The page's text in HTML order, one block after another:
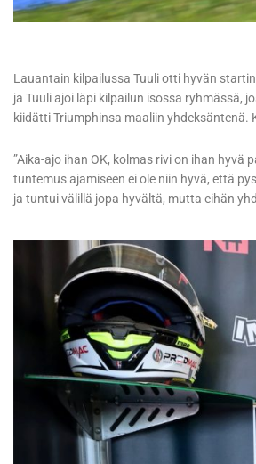
Lauantain kilpailussa Tuuli otti hyvän
ja Tuuli ajoi läpi kilpailun isossa ryhmässä,
kiidätti Triumphinsa maaliin yhdeksäntenä.
”Aika-ajo ihan OK, kolmas rivi on ihan
tuntemus ajamiseen ei ole niin hyvä, että
ja tuntui välillä jopa hyvältä, mutta eihän